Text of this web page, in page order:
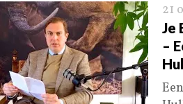
21
Je
–